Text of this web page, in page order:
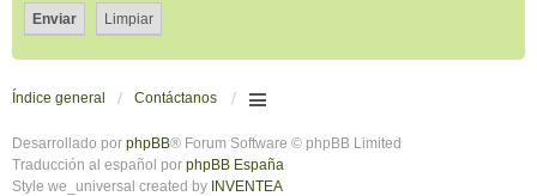
Índice general Contáctanos
Desarrollado por phpBB® Forum Software © phpBB Limited
Traducción al español por phpBB España
Style we_universal created by INVENTEA